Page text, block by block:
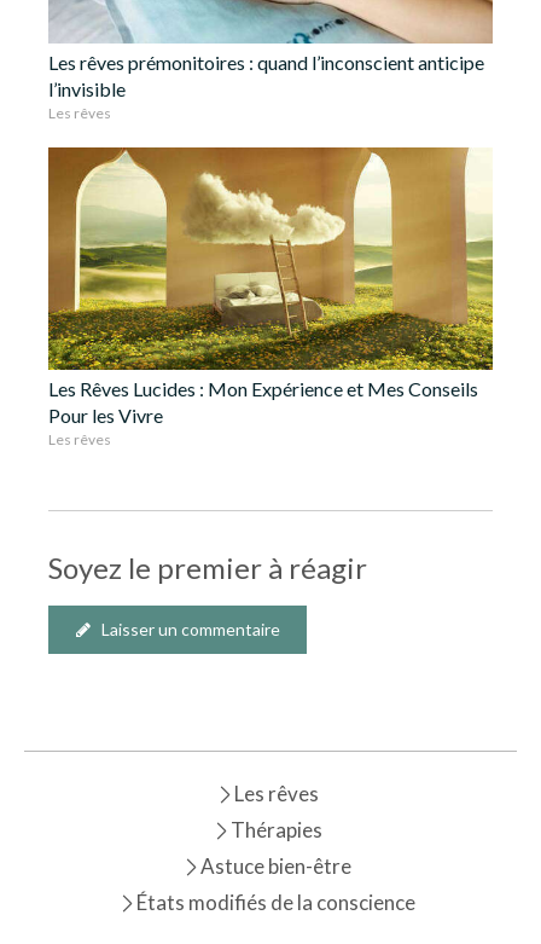
Les rêves prémonitoires : quand l’inconscient anticipe
l’invisible
Les rêves
Les Rêves Lucides : Mon Expérience et Mes Conseils
Pour les Vivre
Les rêves
Soyez le premier à réagir
Laisser un commentaire
Les rêves
Thérapies
Astuce bien-être
États modifiés de la conscience